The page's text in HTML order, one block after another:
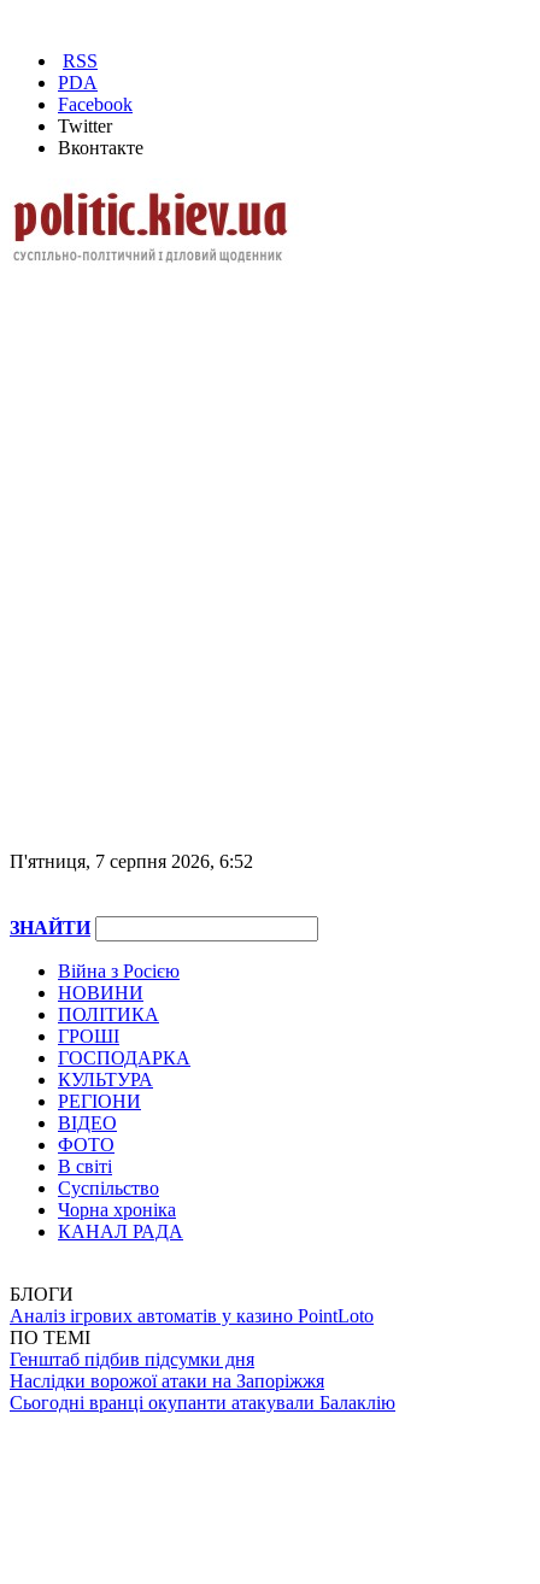
RSS
PDA
Facebook
Twitter
Вконтакте
П'ятниця, 7 серпня 2026, 6:52
ЗНАЙТИ
Війна з Росією
НОВИНИ
ПОЛІТИКА
ГРОШІ
ГОСПОДАРКА
КУЛЬТУРА
РЕГІОНИ
ВІДЕО
ФОТО
В світі
Суспільство
Чорна хроніка
КАНАЛ РАДА
БЛОГИ
Аналіз ігрових автоматів у казино PointLoto
ПО ТЕМІ
Генштаб підбив підсумки дня
Наслідки ворожої атаки на Запоріжжя
Сьогодні вранці окупанти атакували Балаклію